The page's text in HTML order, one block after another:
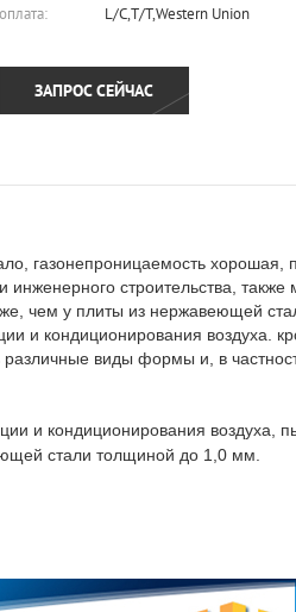
оплата:
L/C,T/T,Western Union
ЗАПРОС СЕЙЧАС
газонепроницаемость
строительства,
чем у плиты из нержавеющей
и кондиционирования воздуха.
виды формы и, в
и кондиционирования воздуха,
стали толщиной до 1,0 мм.